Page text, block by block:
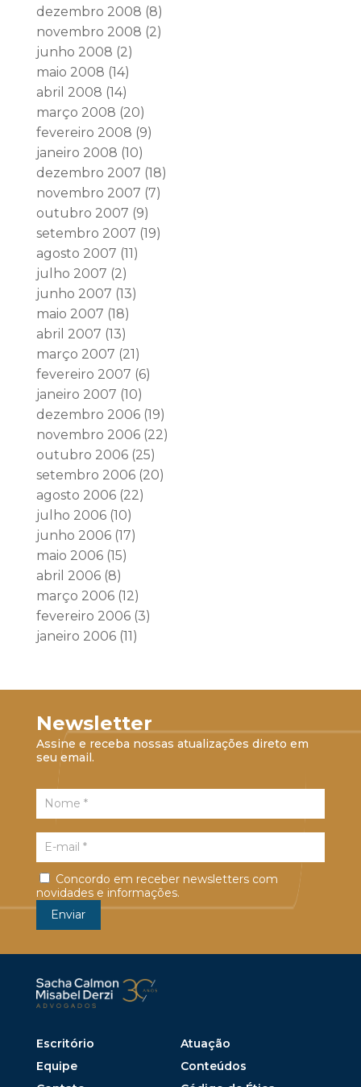
dezembro 2008 (8)
novembro 2008 (2)
junho 2008 (2)
maio 2008 (14)
abril 2008 (14)
março 2008 (20)
fevereiro 2008 (9)
janeiro 2008 (10)
dezembro 2007 (18)
novembro 2007 (7)
outubro 2007 (9)
setembro 2007 (19)
agosto 2007 (11)
julho 2007 (2)
junho 2007 (13)
maio 2007 (18)
abril 2007 (13)
março 2007 (21)
fevereiro 2007 (6)
janeiro 2007 (10)
dezembro 2006(19)
novembro 2006(22)
outubro 2006(25)
setembro 2006(20)
agosto 2006(22)
julho 2006(10)
junho 2006(17)
maio 2006(15)
abril 2006(8)
março 2006(12)
fevereiro 2006(3)
janeiro 2006(11)
Newsletter
Assine e receba nossas atualizações direto em
seu email.
Concordo em receber newsletters com
novidades e informações.
Escritório
Atuação
Equipe
Conteúdos